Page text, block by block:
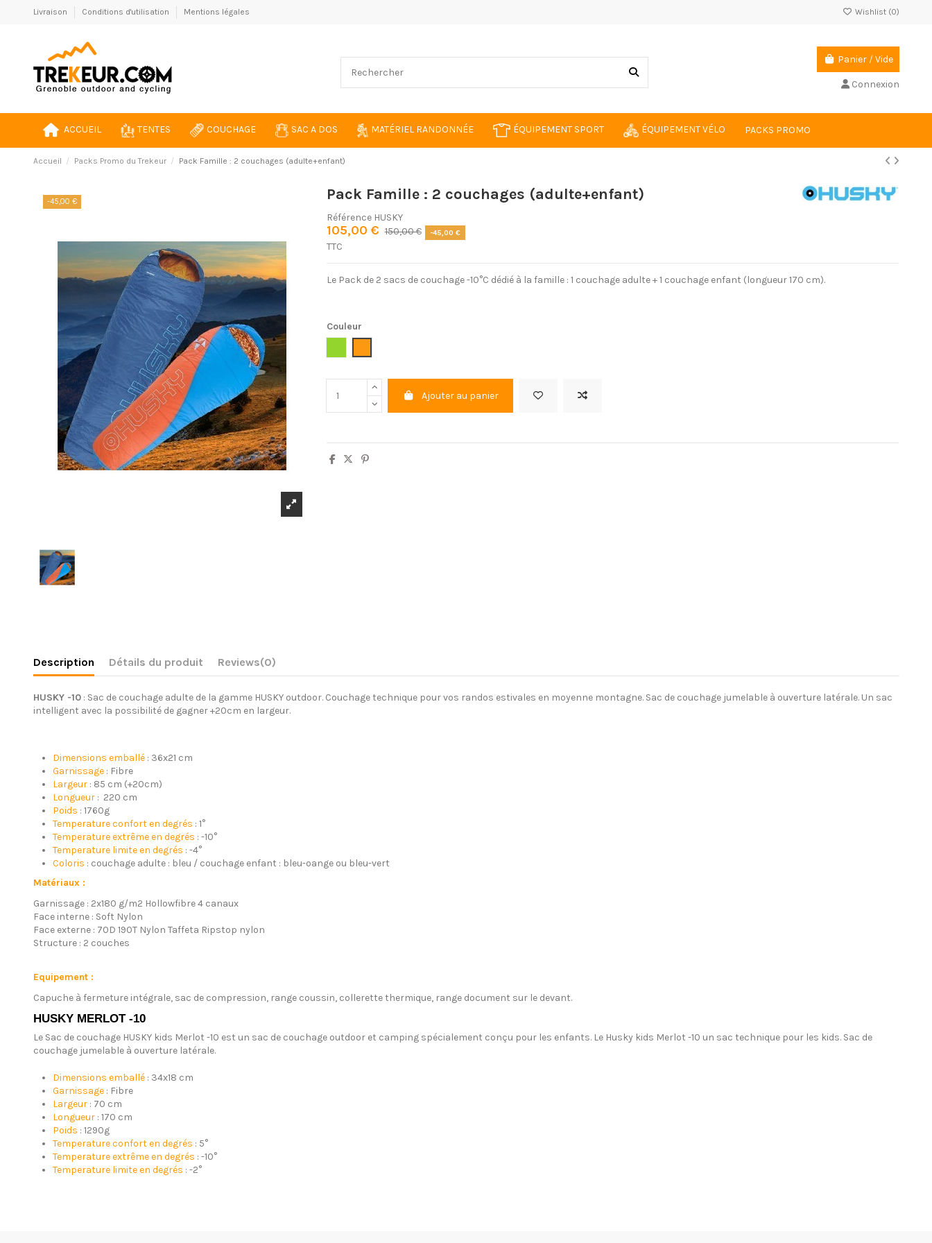
Livraison Conditions d'utilisation Mentions légales Wishlist (0)
Panier /Vide
Connexion
ACCUEIL TENTES COUCHAGE SAC A DOS MATÉRIEL RANDONNÉE ÉQUIPEMENT SPORT ÉQUIPEMENT VÉLO PACKS PROMO
Accueil Packs Promo du Trekeur Pack Famille : 2 couchages (adulte+enfant)
-45,00 € Pack Famille : 2 couchages (adulte+enfant)
Référence HUSKY
105,00 € 150,00 € -45,00 €
TTC
Le Pack de 2 sacs de couchage -10°C dédié à la famille : 1 couchage adulte + 1 couchage enfant (longueur 170 cm).
Couleur
Ajouter au panier
Description Détails du produit Reviews(0)
HUSKY -10: Sac de couchage adulte de la gamme HUSKY outdoor. Couchage technique pour vos randos estivales en moyenne montagne. Sac de couchage jumelable à ouverture latérale. Un sac
intelligent avec la possibilité de gagner +20cm en largeur.
Dimensions emballé: 36x21 cm
Garnissage: Fibre
Largeur: 85 cm (+20cm)
Longueur: 220 cm
Poids : 1760g
Temperature confort en degrés : 1°
Temperature extrême en degrés : -10°
Temperature limite en degrés : -4°
Coloris : couchage adulte : bleu / couchage enfant : bleu-oange ou bleu-vert
Matériaux :
Garnissage : 2x180 g/m2 Hollowfibre 4 canaux
Face interne : Soft Nylon
Face externe : 70D 190T Nylon Taffeta Ripstop nylon
Structure : 2 couches
Equipement :
Capuche à fermeture intégrale, sac de compression, range coussin, collerette thermique, range document sur le devant.
HUSKY MERLOT -10
Le Sac de couchage HUSKY kids Merlot -10 est un sac de couchage outdoor et camping spécialement conçu pour les enfants. Le Husky kids Merlot -10 un sac technique pour les kids. Sac de
couchage jumelable à ouverture latérale.
Dimensions emballé: 34x18 cm
Garnissage: Fibre
Largeur: 70 cm
Longueur: 170 cm
Poids : 1290g
Temperature confort en degrés : 5°
Temperature extrême en degrés : -10°
Temperature limite en degrés : -2°